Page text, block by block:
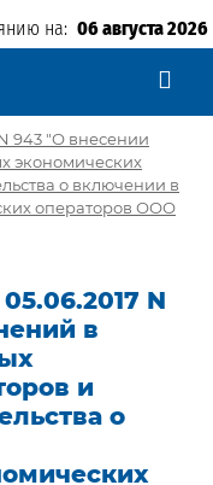
на: 06 августа 2026
943 "О внесении
экономических
о включении в
операторов ООО
N
в
и
о